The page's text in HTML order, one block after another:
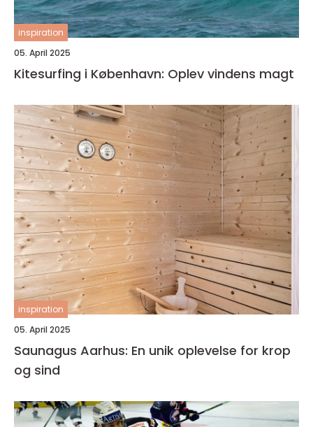
inspiration
05. April 2025
Kitesurfing i København: Oplev vindens magt
inspiration
05. April 2025
Saunagus Aarhus: En unik oplevelse for krop
og sind